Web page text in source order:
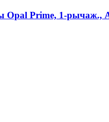
Opal Prime, 1-рычаж.,